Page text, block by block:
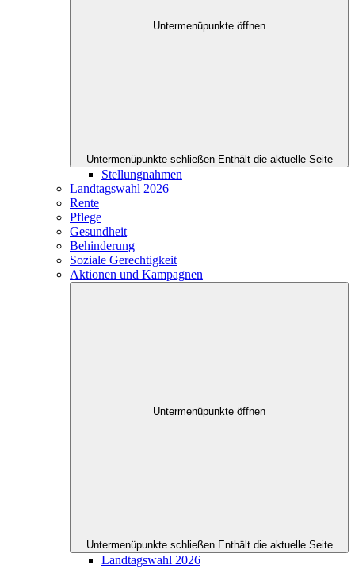
Untermenüpunkte öffnen
Untermenüpunkte schließen Enthält die aktuelle Seite
Stellungnahmen
Landtagswahl 2026
Rente
Pflege
Gesundheit
Behinderung
Soziale Gerechtigkeit
Aktionen und Kampagnen
Untermenüpunkte öffnen
Untermenüpunkte schließen Enthält die aktuelle Seite
Landtagswahl 2026